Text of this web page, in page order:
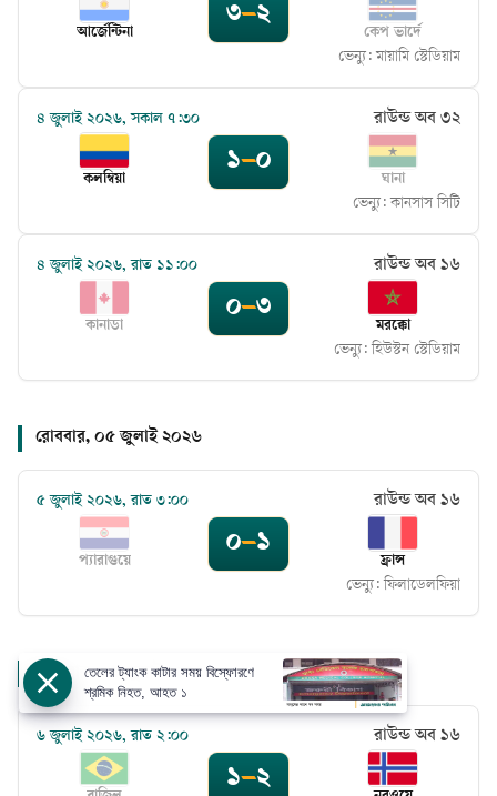
আর্জেন্টিনা
৩–২
কেপ ভার্দে
ভেন্যু: মায়ামি স্টেডিয়াম
৪ জুলাই ২০২৬, সকাল ৭:৩০ রাউন্ড অব ৩২
কলম্বিয়া
১–০
ঘানা
ভেন্যু:কানসাস সিটি
৪ জুলাই ২০২৬, রাত ১১:০০ রাউন্ড অব ১৬
কানাডা
০–৩
মরক্কো
ভেন্যু:হিউস্টন স্টেডিয়াম
রোববার, ০৫ জুলাই ২০২৬
৫ জুলাই ২০২৬, রাত ৩:০০ রাউন্ড অব ১৬
প্যারাগুয়ে
০–১
ফ্রান্স
ভেন্যু:ফিলাডেলফিয়া
সোমবার, ০৬ জুলাই ২০২৬
৬ জুলাই ২০২৬, রাত ২:০০ রাউন্ড অব ১৬
১–২
তেলের ট্যাংক কাটার সময় বিস্ফোরণে
শ্রমিক নিহত, আহত ১